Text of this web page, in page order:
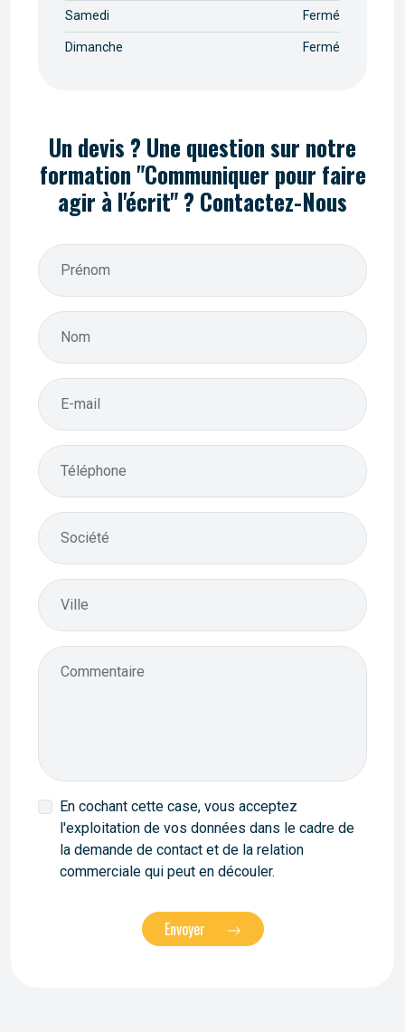
Samedi Fermé
Dimanche Fermé
Un devis ? Une question sur notre
formation "Communiquer pour faire
agir à l'écrit" ? Contactez-Nous
Prénom
Nom
E-mail
Téléphone
Société
Ville
Commentaire
En cochant cette case, vous acceptez
l'exploitation de vos données dans le cadre de
la demande de contact et de la relation
commerciale qui peut en découler.
Envoyer